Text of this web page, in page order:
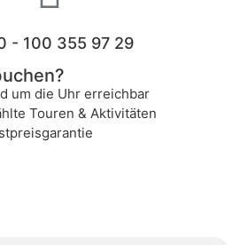
- 100 355 97 29
um die Uhr erreichbar
Touren & Aktivitäten